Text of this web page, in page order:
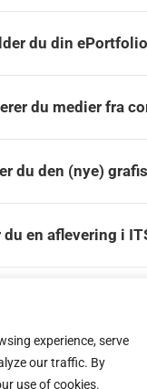
experience, serve
our traffic. By
use of cookies.
du din
du medier fra
du den (nye)
du en aflevering i
du en Word